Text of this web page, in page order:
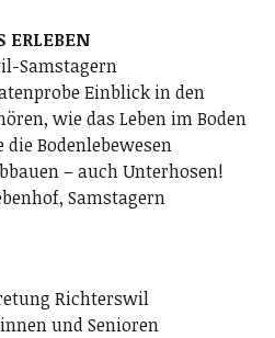
ERLEBEN
Samstagern
Einblick in den
wie das Leben im Boden
Bodenlebewesen
– auch Unterhosen!
Samstagern
Richterswil
und Senioren